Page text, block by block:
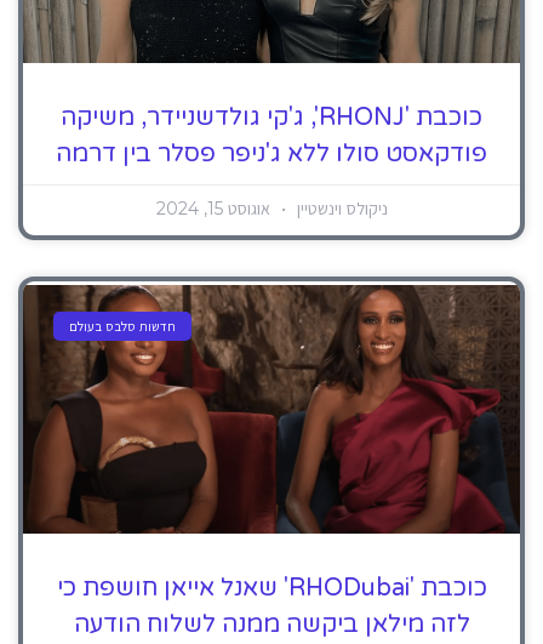
כוכבת 'RHONJ', ג'קי גולדשניידר, משיקה
פודקאסט סולו ללא ג'ניפר פסלר בין דרמה
ניקולס וינשטיין אוגוסט 15, 2024
חדשות סלבס בעולם
כוכבת 'RHODubai' שאנל אייאן חושפת כי
לזה מילאן ביקשה ממנה לשלוח הודעה